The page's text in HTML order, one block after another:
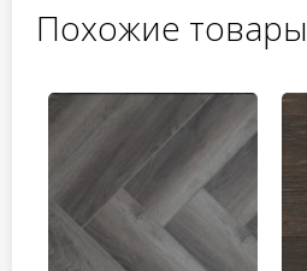
Похожие товары